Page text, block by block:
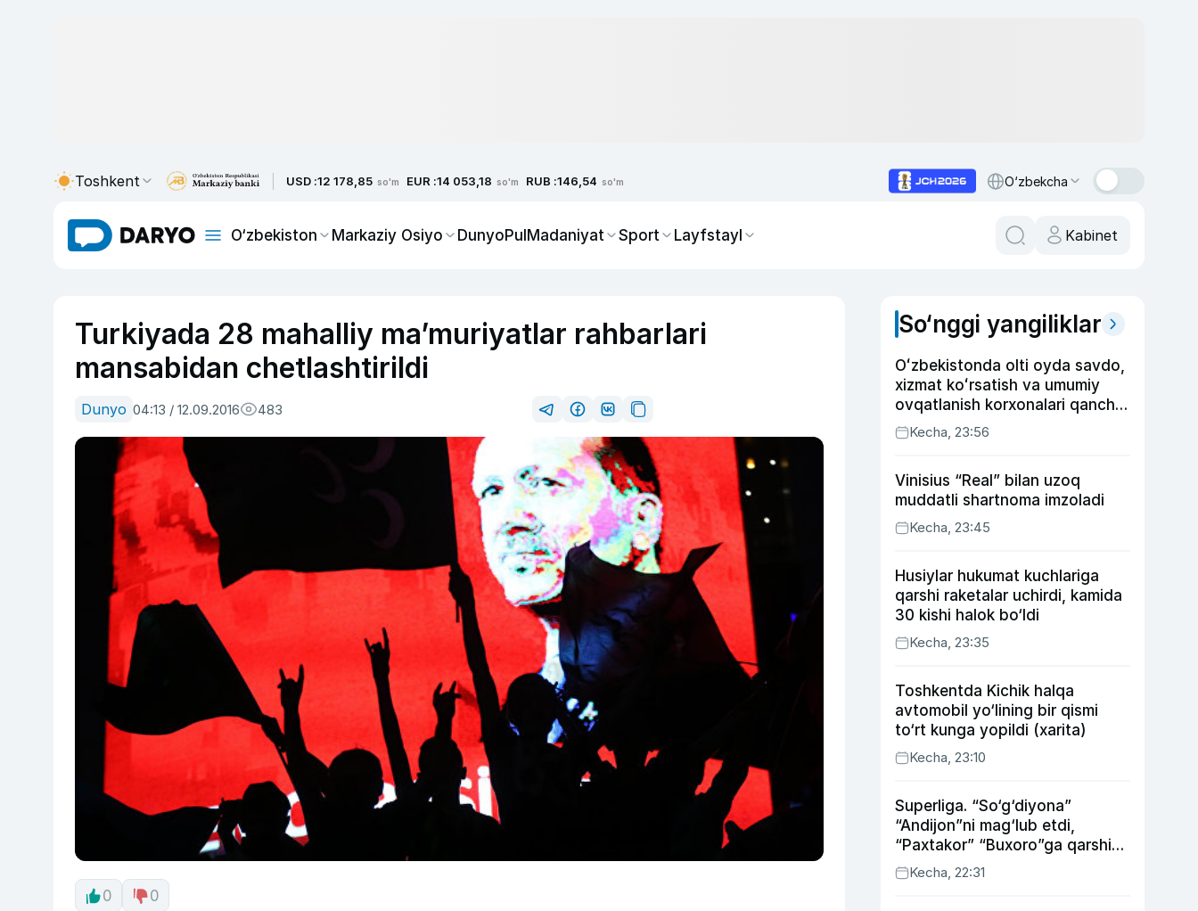
Toshkent USD :12 178,85 so'm EUR :14 053,18 so'm RUB :146,54 so'm O‘zbekcha
O‘zbekiston Markaziy Osiyo DunyoPulMadaniyat Sport Layfstayl Kabinet
Turkiyada 28 mahalliy ma’muriyatlar rahbarlari
mansabidan chetlashtirildi
Dunyo 04:13 / 12.09.2016 483
0 0
So‘nggi yangiliklar
Oʻzbekistonda olti oyda savdo,
xizmat koʻrsatish va umumiy
ovqatlanish korxonalari qancha
soliq toʻlagani ochiqlandi
Kecha, 23:56
Vinisius “Real” bilan uzoq
muddatli shartnoma imzoladi
Kecha, 23:45
Husiylar hukumat kuchlariga
qarshi raketalar uchirdi, kamida
30 kishi halok bo‘ldi
Kecha, 23:35
Toshkentda Kichik halqa
avtomobil yo‘lining bir qismi
to‘rt kunga yopildi (xarita)
Kecha, 23:10
Superliga. “So‘g‘diyona”
“Andijon”ni mag‘lub etdi,
“Paxtakor” “Buxoro”ga qarshi
bahsda g‘alabani qo‘ldan
chiqardi
Kecha, 22:31